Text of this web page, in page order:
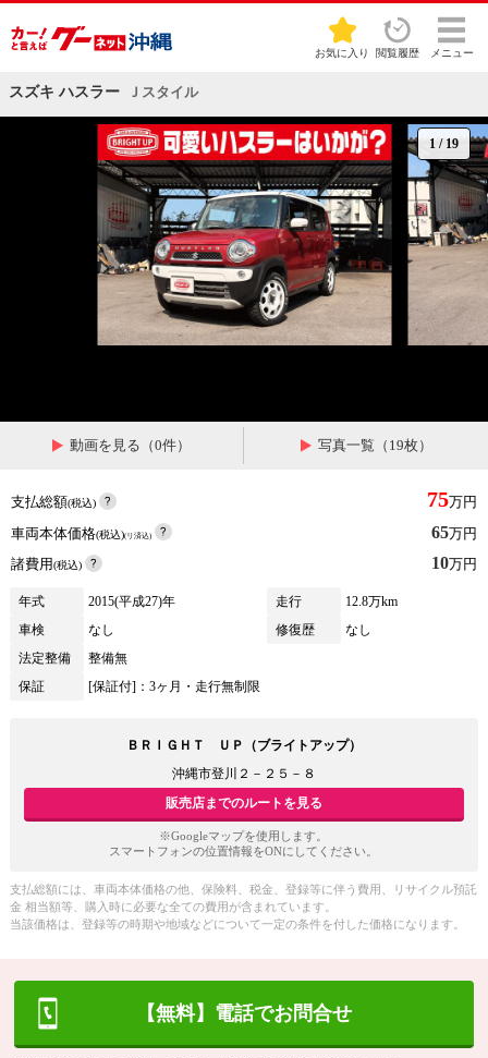
お気に入り 閲覧履歴 メニュー
スズキ ハスラー Ｊスタイル
1 / 19
動画を見る（0件） 写真一覧（19枚）
支払総額(税込) 75万円
車両本体価格(税込)(リ済込) 65万円
諸費用(税込) 10万円
年式 2015(平成27)年 走行
12.8万km
車検
なし 修復歴
なし
法定整備
整備無
保証
[保証付]：3ヶ月・走行無制限
ＢＲＩＧＨＴ ＵＰ（ブライトアップ）
沖縄市登川２－２５－８
販売店までのルートを見る
※Googleマップを使用します。
スマートフォンの位置情報をONにしてください。
支払総額には、車両本体価格の他、保険料、税金、登録等に伴う費用、リサイクル預託
金 相当額等、購入時に必要な全ての費用が含まれています。
当該価格は、登録等の時期や地域などについて一定の条件を付した価格になります。
【無料】電話でお問合せ